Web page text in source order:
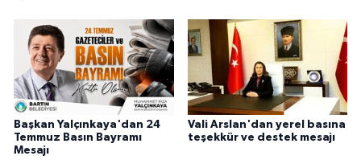
Başkan Yalçınkaya'dan 24
Temmuz Basın Bayramı
Mesajı
Vali Arslan'dan yerel basına
teşekkür ve destek mesajı